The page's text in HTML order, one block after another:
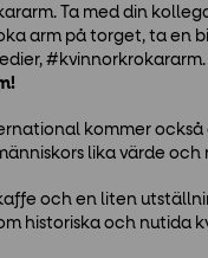
Ta med din
arm på torget, ta en
#kvinnorkrokararm.
kommer också
lika värde
och en liten
historiska och nutida